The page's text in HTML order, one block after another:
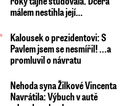
málem nestihla její…
Kalousek o prezidentovi: S
Pavlem jsem se nesmířil! ...a
promluvil o návratu
Nehoda syna Žilkové Vincenta
Navrátila: Výbuch v autě